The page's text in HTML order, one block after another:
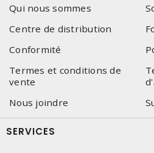
Qui nous sommes
Centre de distribution
Conformité
Termes et conditions de
vente
Nous joindre
SERVICES